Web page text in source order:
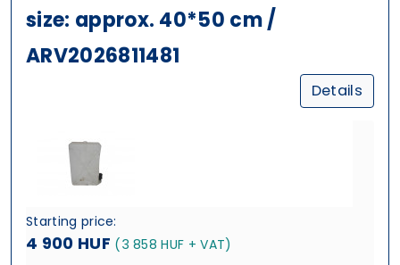
size: approx. 40*50 cm /
ARV2026811481
Details
Starting price:
4 900 HUF (3 858 HUF + VAT)